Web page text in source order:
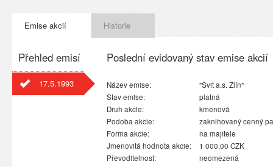
Emise akcií Historie
Přehled emisí
17.5.1993
Poslední evidovaný stav emise akcií
Název emise:
"Svit a.s. Zlín"
Stav emise:
platná
Druh akcie:
kmenová
Podoba akcie:
zaknihovaný cenný
Forma akcie:
na majitele
Jmenovitá hodnota akcie:
1 000,00 CZK
Převoditelnost:
neomezená